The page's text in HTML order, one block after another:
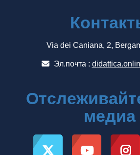
Via dei Caniana, 2,
Эл.почта :
медиа